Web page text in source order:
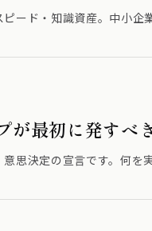
ピード・知識資産。中小
が最初に発すべ
思決定の宣言です。何を